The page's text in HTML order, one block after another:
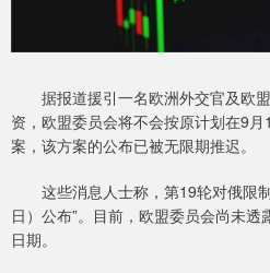
据报道援引一名欧洲外交官及欧
资，欧盟委员会将不会按原计划在9
案，该方案的公布已被无限期推迟。
这些消息人士称，第19轮对俄限
日）公布”。目前，欧盟委员会尚未
日期。